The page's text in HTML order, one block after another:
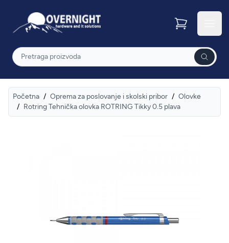
Overnight
Pretraga
Početna / Oprema za poslovanje i skolski pribor / Olovke
/ Rotring Tehnička olovka ROTRING Tikky 0.5 plava